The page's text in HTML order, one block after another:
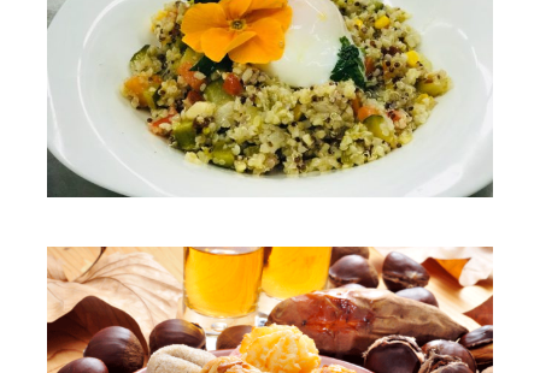
La primavera està al caure…
Mataró Parc